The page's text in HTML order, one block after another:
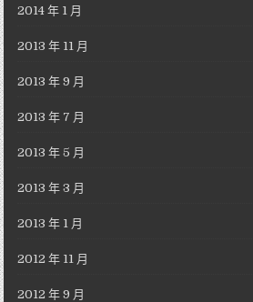
2014 年 1 月
2013 年 11 月
2013 年 9 月
2013 年 7 月
2013 年 5 月
2013 年 3 月
2013 年 1 月
2012 年 11 月
2012 年 9 月